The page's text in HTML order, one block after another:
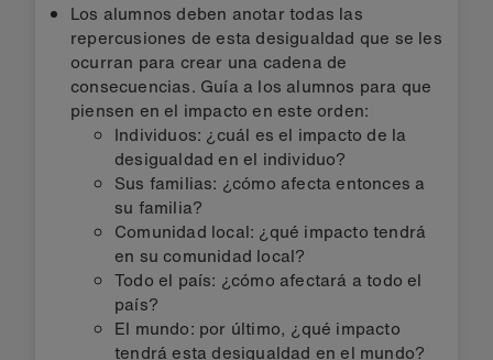
Los alumnos deben anotar todas las
repercusiones de esta desigualdad que se les
ocurran para crear una cadena de
consecuencias. Guía a los alumnos para que
piensen en el impacto en este orden:
Individuos: ¿cuál es el impacto de la
desigualdad en el individuo?
Sus familias: ¿cómo afecta entonces a
su familia?
Comunidad local: ¿qué impacto tendrá
en su comunidad local?
Todo el país: ¿cómo afectará a todo el
país?
El mundo: por último, ¿qué impacto
tendrá esta desigualdad en el mundo?